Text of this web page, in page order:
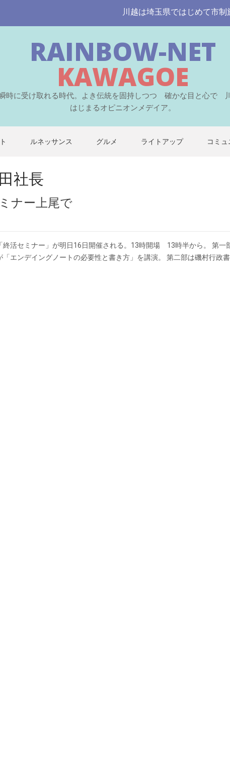
川越は埼玉県ではじめて市制施行さ
RAINBOW-NET
KAWAGOE
時に受け取れる時代。よき伝統を固持しつつ 確かな目と心で
はじまるオピニオンメデイア。
ルネッサンス グルメ ライトアップ コミュ
社長
ナー上尾で
終活セミナー」が明日16日開催される。13時開場 13時半から。 第一
エンデイングノートの必要性と書き方」を講演。 第二部は磯村行政